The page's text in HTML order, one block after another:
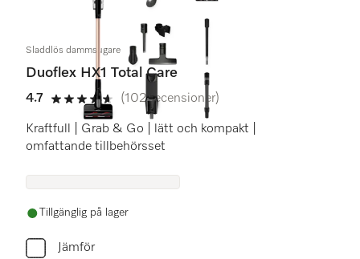
Sladdlös dammsugare
Duoflex HX1 Total Care
4.7
4.7 stars out of 5
(102 recensioner)
Kraftfull | Grab & Go | lätt och kompakt |
omfattande tillbehörsset
Tillgänglig på lager
Jämför